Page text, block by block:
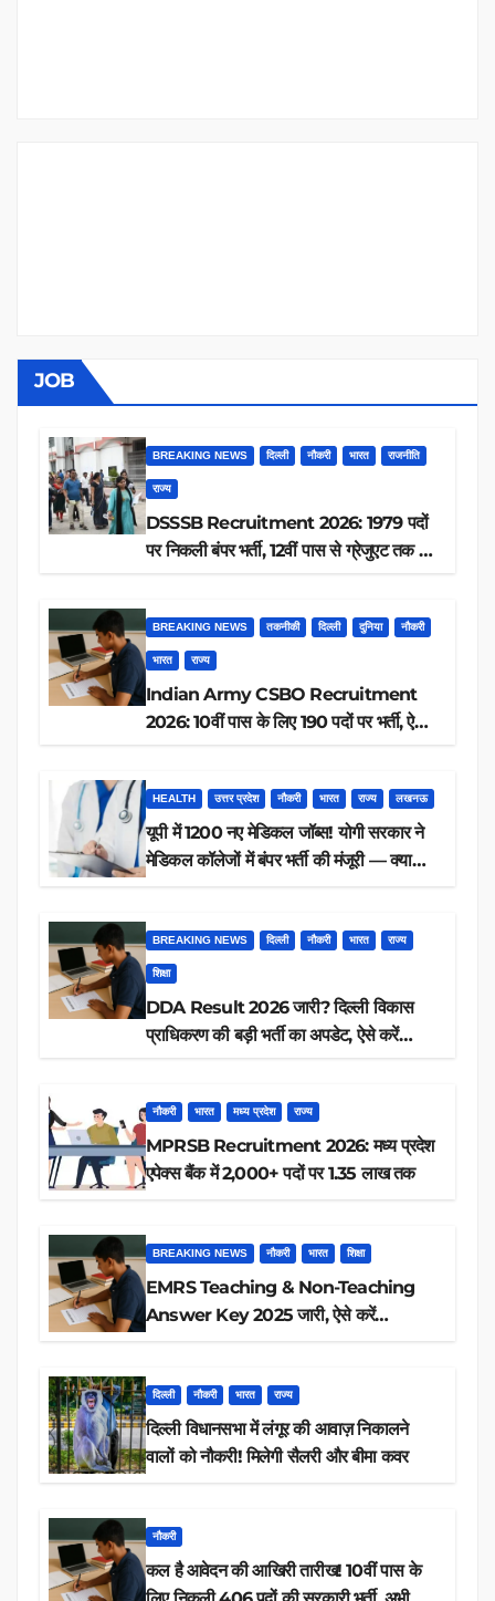
JOB
BREAKING NEWS दिल्ली नौकरी भारत राजनीति
राज्य
DSSSB Recruitment 2026: 1979 पदों
पर निकली बंपर भर्ती, 12वीं पास से ग्रेजुएट तक करें
BREAKING NEWS तकनीकी दिल्ली दुनिया नौकरी
भारत राज्य
Indian Army CSBO Recruitment
2026: 10वीं पास के लिए 190 पदों पर भर्ती, ऐसे
HEALTH उत्तर प्रदेश नौकरी भारत राज्य लखनऊ
यूपी में 1200 नए मेडिकल जॉब्स! योगी सरकार ने
मेडिकल कॉलेजों में बंपर भर्ती की मंजूरी — क्या
BREAKING NEWS दिल्ली नौकरी भारत राज्य
शिक्षा
DDA Result 2026 जारी? दिल्ली विकास
प्राधिकरण की बड़ी भर्ती का अपडेट, ऐसे करें
नौकरी भारत मध्य प्रदेश राज्य
MPRSB Recruitment 2026: मध्य प्रदेश
एपेक्स बैंक में 2,000+ पदों पर 1.35 लाख तक
BREAKING NEWS नौकरी भारत शिक्षा
EMRS Teaching & Non-Teaching
Answer Key 2025 जारी, ऐसे करें
दिल्ली नौकरी भारत राज्य
दिल्ली विधानसभा में लंगूर की आवाज़ निकालने
वालों को नौकरी! मिलेगी सैलरी और बीमा कवर
नौकरी
कल है आवेदन की आखिरी तारीख! 10वीं पास के